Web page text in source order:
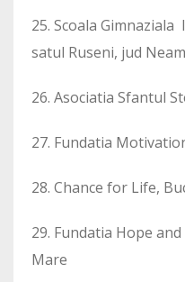
25. Scoala
satul Ruseni, jud
26. Asociatia Sfantul
27. Fundatia
28. Chance for Life,
29. Fundatia Hope
Mare